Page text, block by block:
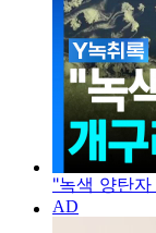
"녹색 양탄